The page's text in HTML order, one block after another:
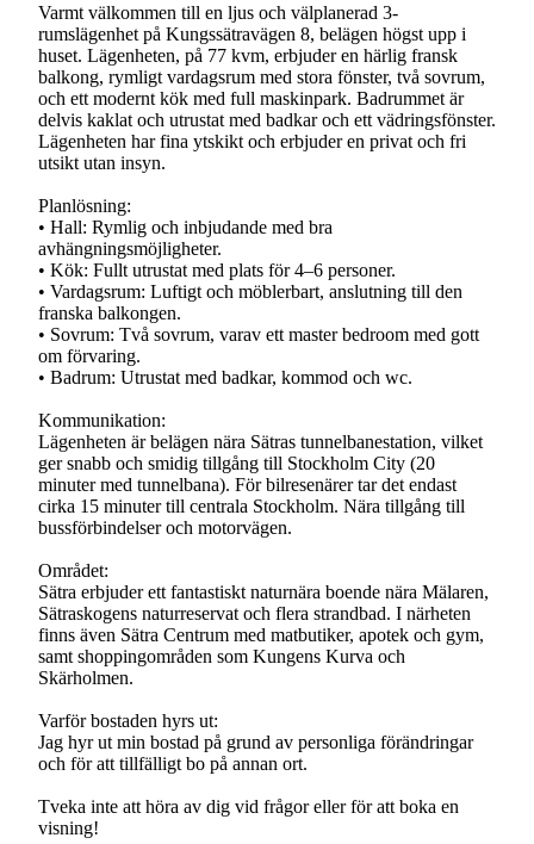
Varmt välkommen till en ljus och välplanerad 3-
rumslägenhet på Kungssätravägen 8, belägen högst upp i
huset. Lägenheten, på 77 kvm, erbjuder en härlig fransk
balkong, rymligt vardagsrum med stora fönster, två sovrum,
och ett modernt kök med full maskinpark. Badrummet är
delvis kaklat och utrustat med badkar och ett vädringsfönster.
Lägenheten har fina ytskikt och erbjuder en privat och fri
utsikt utan insyn.
Planlösning:
• Hall: Rymlig och inbjudande med bra
avhängningsmöjligheter.
• Kök: Fullt utrustat med plats för 4–6 personer.
• Vardagsrum: Luftigt och möblerbart, anslutning till den
franska balkongen.
• Sovrum: Två sovrum, varav ett master bedroom med gott
om förvaring.
• Badrum: Utrustat med badkar, kommod och wc.
Kommunikation:
Lägenheten är belägen nära Sätras tunnelbanestation, vilket
ger snabb och smidig tillgång till Stockholm City (20
minuter med tunnelbana). För bilresenärer tar det endast
cirka 15 minuter till centrala Stockholm. Nära tillgång till
bussförbindelser och motorvägen.
Området:
Sätra erbjuder ett fantastiskt naturnära boende nära Mälaren,
Sätraskogens naturreservat och flera strandbad. I närheten
finns även Sätra Centrum med matbutiker, apotek och gym,
samt shoppingområden som Kungens Kurva och
Skärholmen.
Varför bostaden hyrs ut:
Jag hyr ut min bostad på grund av personliga förändringar
och för att tillfälligt bo på annan ort.
Tveka inte att höra av dig vid frågor eller för att boka en
visning!